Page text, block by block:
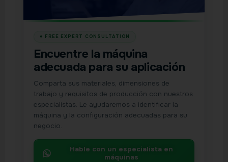
Encuentre la máquina
adecuada para su aplicación
Comparta sus materiales, dimensiones de
trabajo y requisitos de producción con nuestros
especialistas. Le ayudaremos a identificar la
máquina y la configuración adecuadas para su
negocio.
Hable con un especialista en
máquinas